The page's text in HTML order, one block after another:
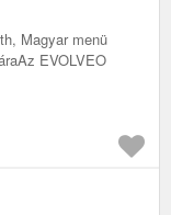
Magyar menü
EVOLVEO